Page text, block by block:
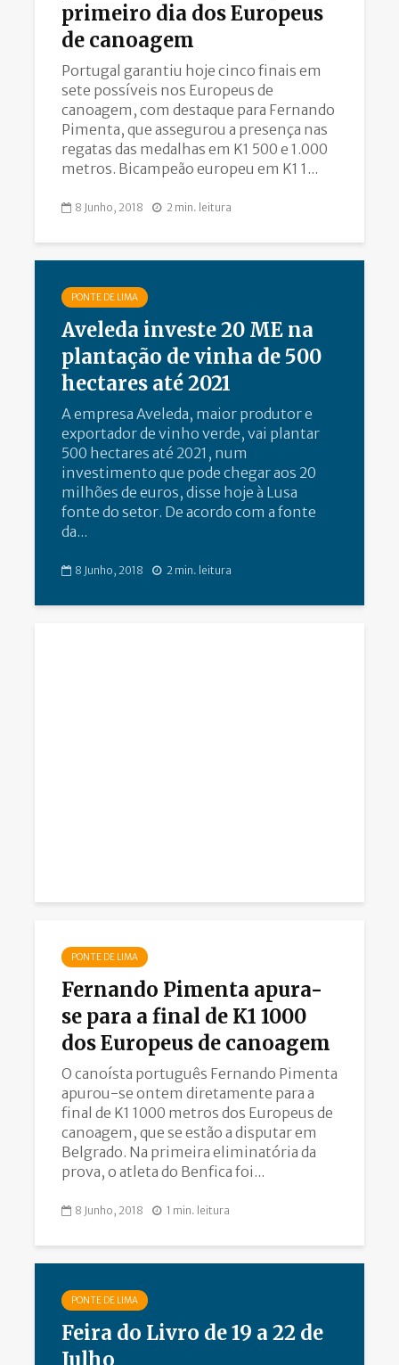
primeiro dia dos Europeus
de canoagem
Portugal garantiu hoje cinco finais em
sete possíveis nos Europeus de
canoagem, com destaque para Fernando
Pimenta, que assegurou a presença nas
regatas das medalhas em K1 500 e 1.000
metros. Bicampeão europeu em K1 1...
8 Junho, 2018 2 min. leitura
PONTE DE LIMA
Aveleda investe 20 ME na
plantação de vinha de 500
hectares até 2021
A empresa Aveleda, maior produtor e
exportador de vinho verde, vai plantar
500 hectares até 2021, num
investimento que pode chegar aos 20
milhões de euros, disse hoje à Lusa
fonte do setor. De acordo com a fonte
da...
8 Junho, 2018 2 min. leitura
PONTE DE LIMA
Fernando Pimenta apura-
se para a final de K1 1000
dos Europeus de canoagem
O canoísta português Fernando Pimenta
apurou-se ontem diretamente para a
final de K1 1000 metros dos Europeus de
canoagem, que se estão a disputar em
Belgrado. Na primeira eliminatória da
prova, o atleta do Benfica foi...
8 Junho, 2018 1 min. leitura
PONTE DE LIMA
Feira do Livro de 19 a 22 de
Julho